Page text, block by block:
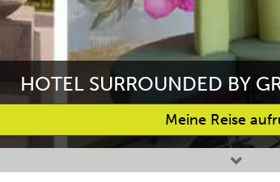
HOTEL SURROUNDED BY
Meine Reise